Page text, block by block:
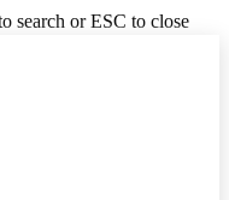
search or ESC to close